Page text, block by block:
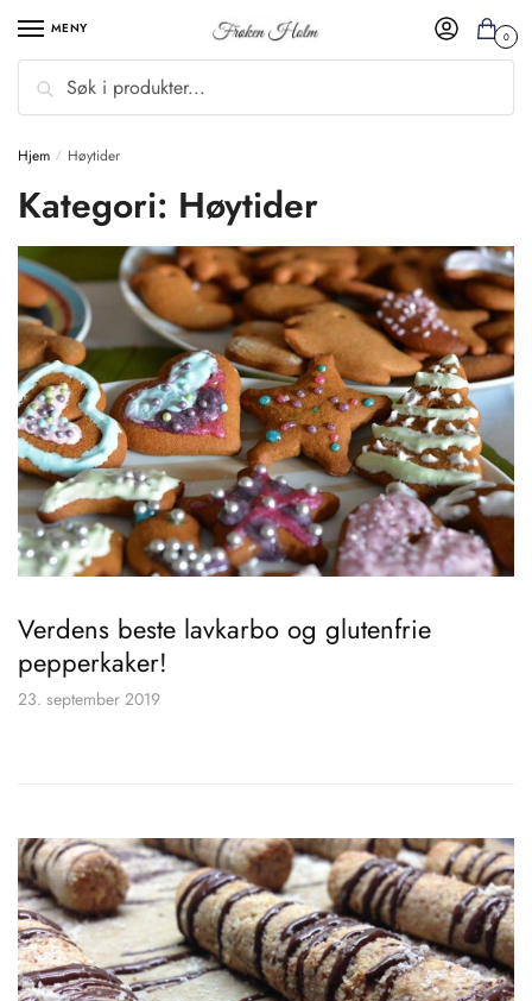
MENY
Søk
0
Hjem / Høytider
Kategori: Høytider
Verdens beste lavkarbo og glutenfrie
pepperkaker!
23. september 2019